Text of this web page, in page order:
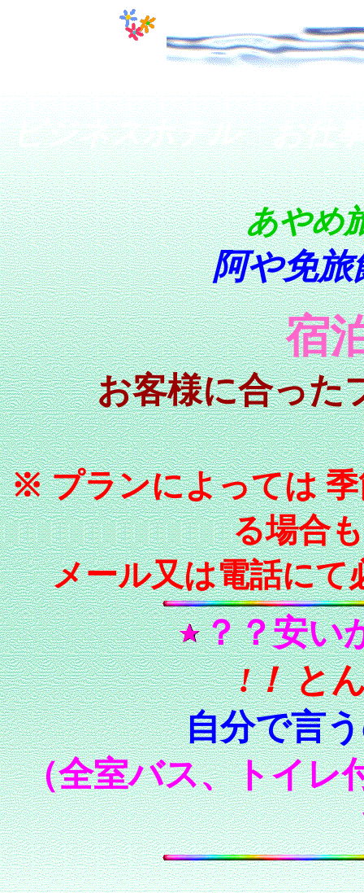
茨城
ビジネスホテル お仕
あやめ
阿や免旅
宿
お客様に合った
※ プランによっては
る場合
メール又は電話にて
？？安い
!！ と
自分で言
（全室バス、トイレ